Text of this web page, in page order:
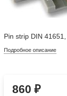
Pin strip DIN
Подробное описание
860₽